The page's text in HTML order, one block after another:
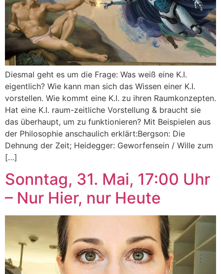
Diesmal geht es um die Frage: Was weiß eine K.I.
eigentlich? Wie kann man sich das Wissen einer K.I.
vorstellen. Wie kommt eine K.I. zu ihren Raumkonzepten.
Hat eine K.I. raum-zeitliche Vorstellung & braucht sie
das überhaupt, um zu funktionieren? Mit Beispielen aus
der Philosophie anschaulich erklärt:Bergson: Die
Dehnung der Zeit; Heidegger: Geworfensein / Wille zum
[…]
Sonntag, 31. Mai, 17:00 Uhr
– Nur Hier, nur Heute